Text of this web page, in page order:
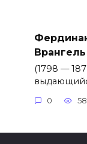
Врангель
(1798 —
0